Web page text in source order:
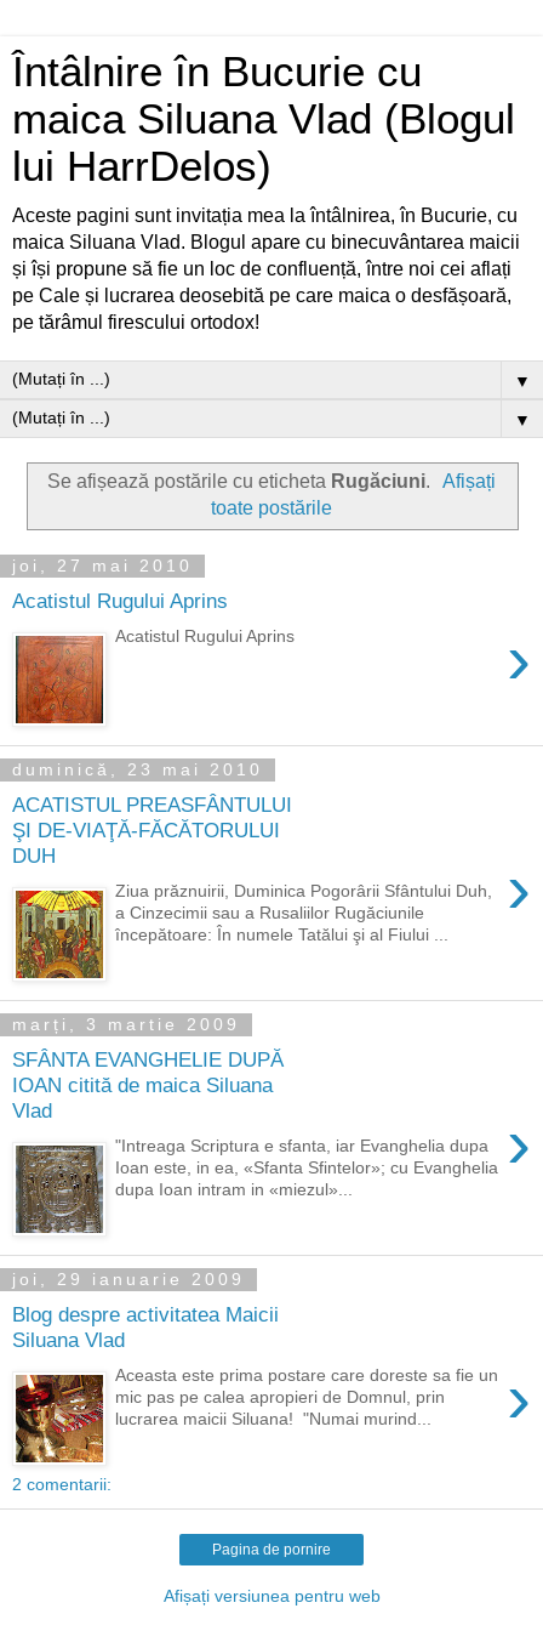
Întâlnire în Bucurie cu
maica Siluana Vlad (Blogul
lui HarrDelos)
Aceste pagini sunt invitația mea la întâlnirea, în Bucurie, cu
maica Siluana Vlad. Blogul apare cu binecuvântarea maicii
și își propune să fie un loc de confluență, între noi cei aflați
pe Cale și lucrarea deosebită pe care maica o desfășoară,
pe tărâmul firescului ortodox!
▼
▼
Se afișează postările cu eticheta Rugăciuni.
Afișați
toate postările
joi, 27 mai 2010
Acatistul Rugului Aprins
›
Acatistul Rugului Aprins
duminică, 23 mai 2010
ACATISTUL PREASFÂNTULUI
ŞI DE-VIAŢĂ-FĂCĂTORULUI
DUH
›
Ziua prăznuirii, Duminica Pogorârii Sfântului Duh,
a Cinzecimii sau a Rusaliilor Rugăciunile
începătoare: În numele Tatălui şi al Fiului ...
marți, 3 martie 2009
SFÂNTA EVANGHELIE DUPĂ
IOAN citită de maica Siluana
Vlad
›
"Intreaga Scriptura e sfanta, iar Evanghelia dupa
Ioan este, in ea, «Sfanta Sfintelor»; cu Evanghelia
dupa Ioan intram in «miezul»...
joi, 29 ianuarie 2009
Blog despre activitatea Maicii
Siluana Vlad
›
Aceasta este prima postare care doreste sa fie un
mic pas pe calea apropieri de Domnul, prin
lucrarea maicii Siluana! "Numai murind...
2 comentarii:
Pagina de pornire
Afișați versiunea pentru web